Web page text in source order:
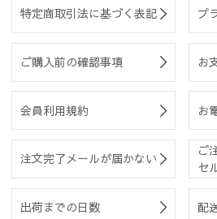
特定商取引法に基づく表記 プ
ご購入前の確認事項 お
会員利用規約 お
注文完了メールが届かない
ご
セ
出荷までの日数 配